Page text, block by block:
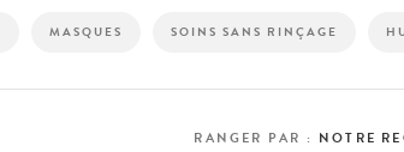
MASQUES SOINS SANS RINÇAGE
RANGER PAR :